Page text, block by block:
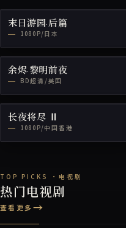
末日游园·后篇
1080P/日本
余烬·黎明前夜
BD超清/英国
长夜将尽 Ⅱ
1080P/中国香港
热门电视剧
查看更多